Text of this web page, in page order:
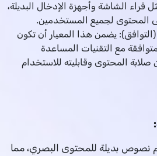
قراء الشاشة وأجهزة الإدخال البديلة،
المحتوى لجميع المستخدمين.
الامتثال للمعيار 4.1.1 (التوافق): يضمن هذا المعيار أن تكون
مع التقنيات المساعدة
صلابة المحتوى وقابليته للاستخدام
نصوص بديلة للمحتوى البصري، مما